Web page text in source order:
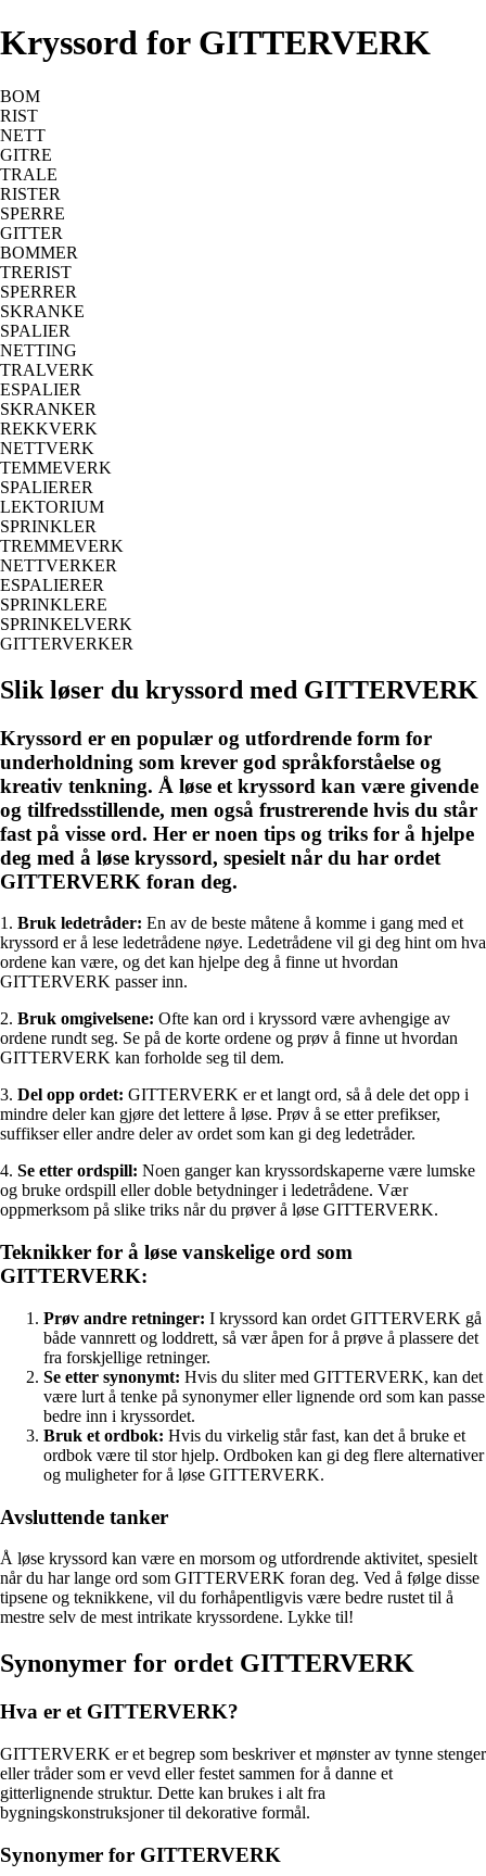
Kryssord for GITTERVERK
BOM
RIST
NETT
GITRE
TRALE
RISTER
SPERRE
GITTER
BOMMER
TRERIST
SPERRER
SKRANKE
SPALIER
NETTING
TRALVERK
ESPALIER
SKRANKER
REKKVERK
NETTVERK
TEMMEVERK
SPALIERER
LEKTORIUM
SPRINKLER
TREMMEVERK
NETTVERKER
ESPALIERER
SPRINKLERE
SPRINKELVERK
GITTERVERKER
Slik løser du kryssord med GITTERVERK
Kryssord er en populær og utfordrende form for
underholdning som krever god språkforståelse og
kreativ tenkning. Å løse et kryssord kan være givende
og tilfredsstillende, men også frustrerende hvis du står
fast på visse ord. Her er noen tips og triks for å hjelpe
deg med å løse kryssord, spesielt når du har ordet
GITTERVERK foran deg.
1. Bruk ledetråder: En av de beste måtene å komme i gang med et
kryssord er å lese ledetrådene nøye. Ledetrådene vil gi deg hint om hva
ordene kan være, og det kan hjelpe deg å finne ut hvordan
GITTERVERK passer inn.
2. Bruk omgivelsene: Ofte kan ord i kryssord være avhengige av
ordene rundt seg. Se på de korte ordene og prøv å finne ut hvordan
GITTERVERK kan forholde seg til dem.
3. Del opp ordet: GITTERVERK er et langt ord, så å dele det opp i
mindre deler kan gjøre det lettere å løse. Prøv å se etter prefikser,
suffikser eller andre deler av ordet som kan gi deg ledetråder.
4. Se etter ordspill: Noen ganger kan kryssordskaperne være lumske
og bruke ordspill eller doble betydninger i ledetrådene. Vær
oppmerksom på slike triks når du prøver å løse GITTERVERK.
Teknikker for å løse vanskelige ord som
GITTERVERK:
Prøv andre retninger: I kryssord kan ordet GITTERVERK gå
både vannrett og loddrett, så vær åpen for å prøve å plassere det
fra forskjellige retninger.
Se etter synonymt: Hvis du sliter med GITTERVERK, kan det
være lurt å tenke på synonymer eller lignende ord som kan passe
bedre inn i kryssordet.
Bruk et ordbok: Hvis du virkelig står fast, kan det å bruke et
ordbok være til stor hjelp. Ordboken kan gi deg flere alternativer
og muligheter for å løse GITTERVERK.
Avsluttende tanker
Å løse kryssord kan være en morsom og utfordrende aktivitet, spesielt
når du har lange ord som GITTERVERK foran deg. Ved å følge disse
tipsene og teknikkene, vil du forhåpentligvis være bedre rustet til å
mestre selv de mest intrikate kryssordene. Lykke til!
Synonymer for ordet GITTERVERK
Hva er et GITTERVERK?
GITTERVERK er et begrep som beskriver et mønster av tynne stenger
eller tråder som er vevd eller festet sammen for å danne et
gitterlignende struktur. Dette kan brukes i alt fra
bygningskonstruksjoner til dekorative formål.
Synonymer for GITTERVERK